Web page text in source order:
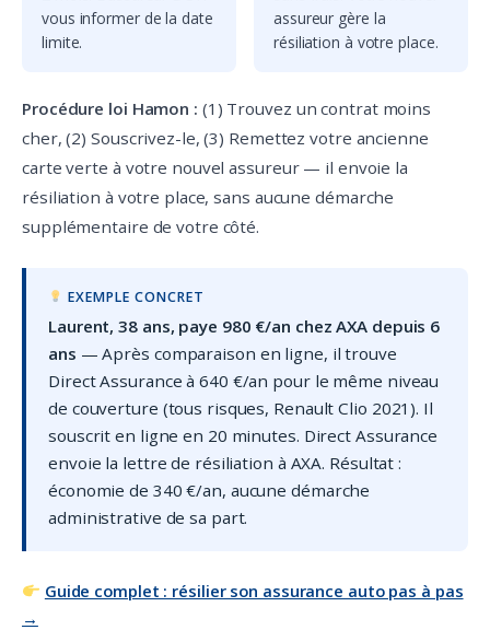
vous informer de la date
limite.
assureur gère la
résiliation à votre place.
Procédure loi Hamon : (1) Trouvez un contrat moins
cher, (2) Souscrivez-le, (3) Remettez votre ancienne
carte verte à votre nouvel assureur — il envoie la
résiliation à votre place, sans aucune démarche
supplémentaire de votre côté.
EXEMPLE CONCRET
Laurent, 38 ans, paye 980 €/an chez AXA depuis 6
ans — Après comparaison en ligne, il trouve
Direct Assurance à 640 €/an pour le même niveau
de couverture (tous risques, Renault Clio 2021). Il
souscrit en ligne en 20 minutes. Direct Assurance
envoie la lettre de résiliation à AXA. Résultat :
économie de 340 €/an, aucune démarche
administrative de sa part.
Guide complet : résilier son assurance auto pas à pas
→